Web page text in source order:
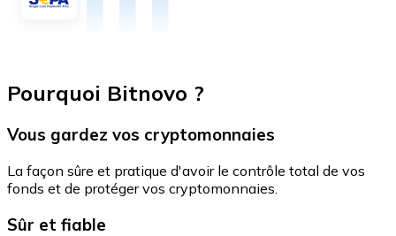
Pourquoi Bitnovo ?
Vous gardez vos cryptomonnaies
La façon sûre et pratique d'avoir le contrôle total de vos
fonds et de protéger vos cryptomonnaies.
Sûr et fiable